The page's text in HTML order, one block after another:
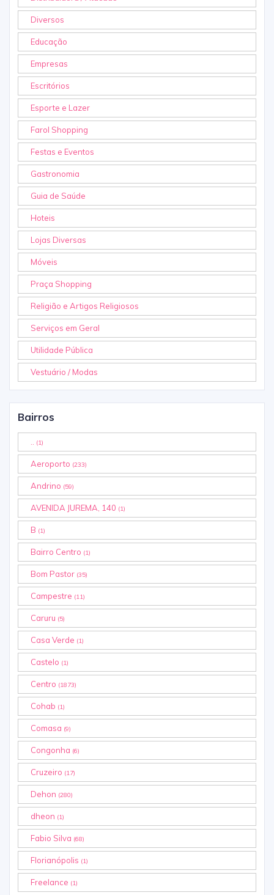
Diversos
Educação
Empresas
Escritórios
Esporte e Lazer
Farol Shopping
Festas e Eventos
Gastronomia
Guia de Saúde
Hoteis
Lojas Diversas
Móveis
Praça Shopping
Religião e Artigos Religiosos
Serviços em Geral
Utilidade Pública
Vestuário / Modas
Bairros
.. (1)
Aeroporto (233)
Andrino (59)
AVENIDA JUREMA, 140 (1)
B (1)
Bairro Centro (1)
Bom Pastor (35)
Campestre (11)
Caruru (5)
Casa Verde (1)
Castelo (1)
Centro (1873)
Cohab (1)
Comasa (9)
Congonha (6)
Cruzeiro (17)
Dehon (280)
dheon (1)
Fabio Silva (68)
Florianópolis (1)
Freelance (1)